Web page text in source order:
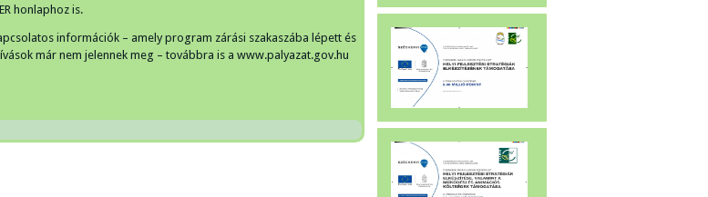
honlaphoz is.
információk – amely program zárási szakaszába lépett és
már nem jelennek meg – továbbra is a www.palyazat.gov.hu